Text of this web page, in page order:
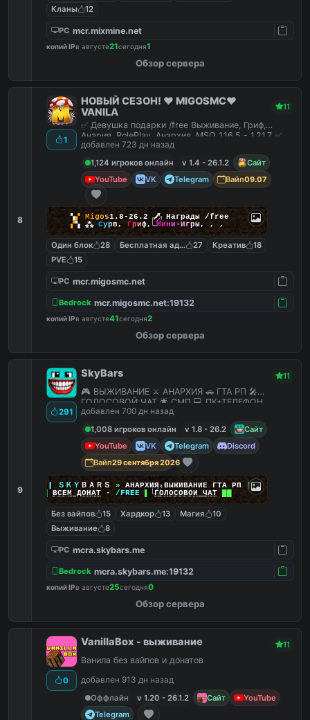
Кланы 12
PC mcr.mixmine.net
копий IPв августе21сегодня1
Обзор сервера
8
1
НОВЫЙ СЕЗОН! ❤️ MIGOSMC❤️
VANILA
11
✅ Девушка подарки /free Выживание, Гриф,
Анария, RolePlay, Анархия, MSO 1.16.5 - 1.21.7 ✅
добавлен 723 дн назад
1,124 игроков онлайн
v 1.4 - 26.1.2
Сайт
YouTube
VK Telegram Вайп09.07
▚▞ Migos1.8-26.2🗡 Награды /free
▞▚ ⁂ Сурв, Гриф,Мини-Игры, , ,
Один блок 28 Бесплатная админка
27 Креатив
18
PVE
15
PC mcr.migosmc.net
Bedrock mcr.migosmc.net:19132
копий IPв августе41сегодня2
Обзор сервера
9
291
SkyBars 11
🎮 ВЫЖИВАНИЕ ⚔️ АНАРХИЯ 🚗 ГТА РП 🎤
ГОЛОСОВОЙ ЧАТ 🌟 СМП 💻 ПК+ТЕЛЕФОН
добавлен 700 дн назад
1,008 игроков онлайн
v 1.8 - 26.2
Сайт
YouTube
VK Telegram
Discord
Вайп29 сентября 2026
ＳＫＹ ＢＡＲＳ » АНАРХИЯ ВЫЖИВАНИЕ ГТА РП |||
ВСЕМ ДОНАТ- /FREE ▌ГОЛОСОВОЙ ЧАТ
Без вайпов 15 Хардкор 13 Магия
10
Выживание
8
PC mcra.skybars.me
Bedrock mcra.skybars.me:19132
копий IPв августе25сегодня0
Обзор сервера
0
VanillaBox - выживание 11
Ванила без вайпов и донатов
добавлен 913 дн назад
Оффлайн
v 1.20 - 26.1.2 Сайт
YouTube
Telegram